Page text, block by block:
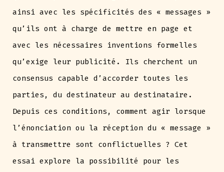
ainsi avec les spécificités des « messages »
qu’ils ont à charge de mettre en page et
avec les nécessaires inventions formelles
qu’exige leur publicité. Ils cherchent un
consensus capable d’accorder toutes les
parties, du destinateur au destinataire.
Depuis ces conditions, comment agir lorsque
l’énonciation ou la réception du « message »
à transmettre sont conflictuelles ? Cet
essai explore la possibilité pour les